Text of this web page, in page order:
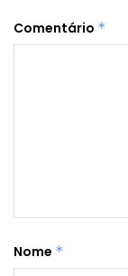
Comentário *
Nome *